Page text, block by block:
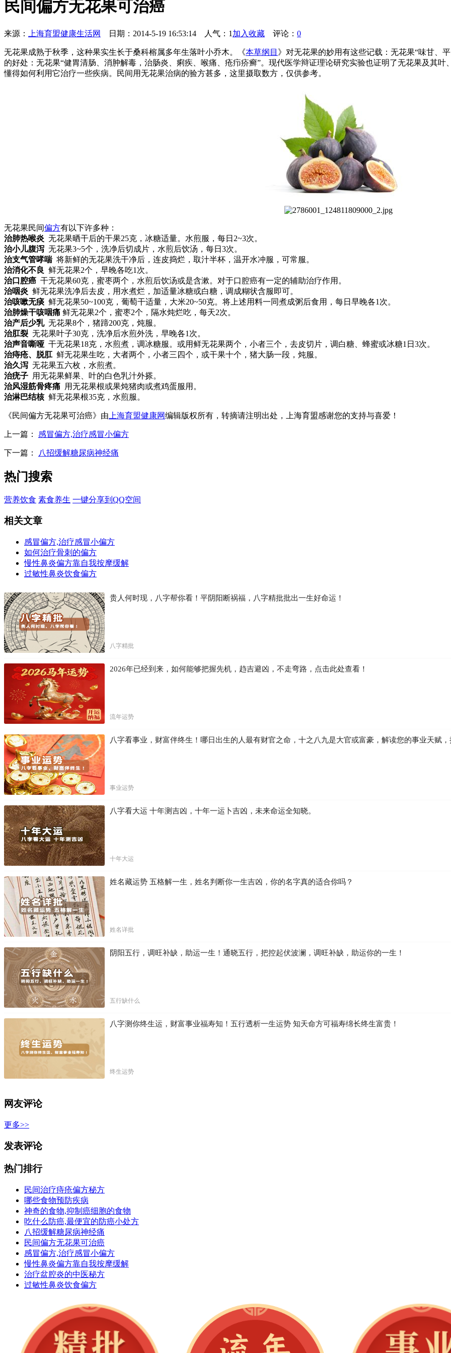
民间偏方无花果可治癌
来源： 上海育盟健康生活网 日期：2014-5-19 16:53:14 人气：1 加入收藏 评论： 0
无花果成熟于秋季，这种果实生长于桑科榕属多年生落叶小乔木。《本草纲目 》对无花果的妙用有这些记载：无花果“味甘、
的好处：无花果“健胃清肠、消肿解毒，治肠炎、痢疾、喉痛、疮疖疥癣”。现代医学辩证理论研究实验也证明了无花果及其
懂得如何利用它治疗一些疾病。民间用无花果治病的验方甚多，这里摄取数方，仅供参考。
无花果民间偏方有以下许多种：
治肺热喉炎 无花果晒干后的干果25克，冰糖适量。水煎服，每日2~3次。
治小儿腹泻 无花果3~5个，洗净后切成片，水煎后饮汤，每日3次。
治支气管哮喘将新鲜的无花果洗干净后，连皮捣烂，取汁半杯，温开水冲服，可常服。
治消化不良 鲜无花果2个，早晚各吃1次。
治口腔癌 干无花果60克，蜜枣两个，水煎后饮汤或是含漱。对于口腔癌有一定的辅助治疗作用。
治咽炎 鲜无花果洗净后去皮，用水煮烂，加适量冰糖或白糖，调成糊状含服即可。
治咳嗽无痰 鲜无花果50~100克，葡萄干适量，大米20~50克。将上述用料一同煮成粥后食用，每日早晚各1次。
治肺燥干咳咽痛 鲜无花果2个，蜜枣2个，隔水炖烂吃，每天2次。
治产后少乳无花果8个，猪蹄200克，炖服。
治肛裂 无花果叶子30克，洗净后水煎外洗，早晚各1次。
治声音嘶哑 干无花果18克，水煎煮，调冰糖服。或用鲜无花果两个，小者三个，去皮切片，调白糖、蜂蜜或冰糖1日3次。
治痔疮、脱肛 鲜无花果生吃，大者两个，小者三四个，或干果十个，猪大肠一段，炖服。
治久泻 无花果五六枚，水煎煮。
治疣子 用无花果鲜果、叶的白色乳汁外搽。
治风湿筋骨疼痛 用无花果根或果炖猪肉或煮鸡蛋服用。
治淋巴结核鲜无花果根35克，水煎服。
《民间偏方无花果可治癌》由 上海育盟健康网编辑版权所有，转摘请注明出处，上海育盟感谢您的支持与喜爱！
上一篇： 感冒偏方,治疗感冒小偏方
下一篇： 八招缓解糖尿病神经痛
热门搜索
营养饮食 素食养生 一键分享到QQ空间
相关文章
感冒偏方,治疗感冒小偏方
如何治疗骨刺的偏方
慢性鼻炎偏方靠自我按摩缓解
过敏性鼻炎饮食偏方
贵人何时现，八字帮你看！平阴阳断祸福，八字精批批出一生好命运！
八字精批
2026年已经到来，如何能够把握先机，趋吉避凶，不走弯路，点击此处查看！
流年运势
八字看事业，财富伴终生！哪日出生的人最有财官之命，十之八九是大官或富豪，解读您的事业天赋，
事业运势
八字看大运 十年测吉凶，十年一运卜吉凶，未来命运全知晓。
十年大运
姓名藏运势 五格解一生，姓名判断你一生吉凶，你的名字真的适合你吗？
姓名详批
阴阳五行，调旺补缺，助运一生！通晓五行，把控起伏波澜，调旺补缺，助运你的一生！
五行缺什么
八字测你终生运，财富事业福寿知！五行透析一生运势 知天命方可福寿绵长终生富贵！
终生运势
网友评论
更多>>
发表评论
热门排行
民间治疗痔疮偏方秘方
哪些食物预防疾病
神奇的食物,抑制癌细胞的食物
吃什么防癌,最便宜的防癌小处方
八招缓解糖尿病神经痛
民间偏方无花果可治癌
感冒偏方,治疗感冒小偏方
慢性鼻炎偏方靠自我按摩缓解
治疗盆腔炎的中医秘方
过敏性鼻炎饮食偏方